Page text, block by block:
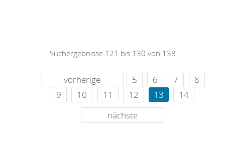
Suchergebnisse 121 bis 130 von 138
vorherige 5 6 7
8
9
10 11 12 13
14
nächste